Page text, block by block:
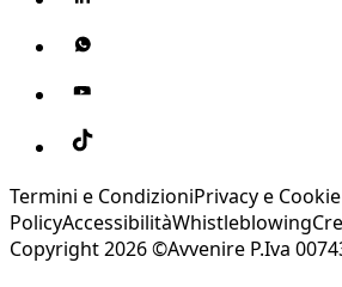
Termini e CondizioniPrivacy e Cookie
PolicyAccessibilitàWhistleblowing
Copyright 2026 ©Avvenire P.Iva